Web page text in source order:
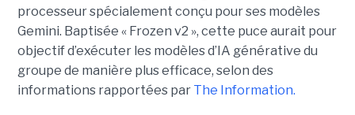
processeur spécialement conçu pour ses modèles
Gemini. Baptisée « Frozen v2 », cette puce aurait pour
objectif d’exécuter les modèles d’IA générative du
groupe de manière plus efficace, selon des
informations rapportées par The Information.